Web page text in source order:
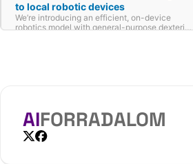
to local robotic devices
We’re introducing an efficient, on-device
robotics model with general-purpose dexterity
AIFORRADALOM